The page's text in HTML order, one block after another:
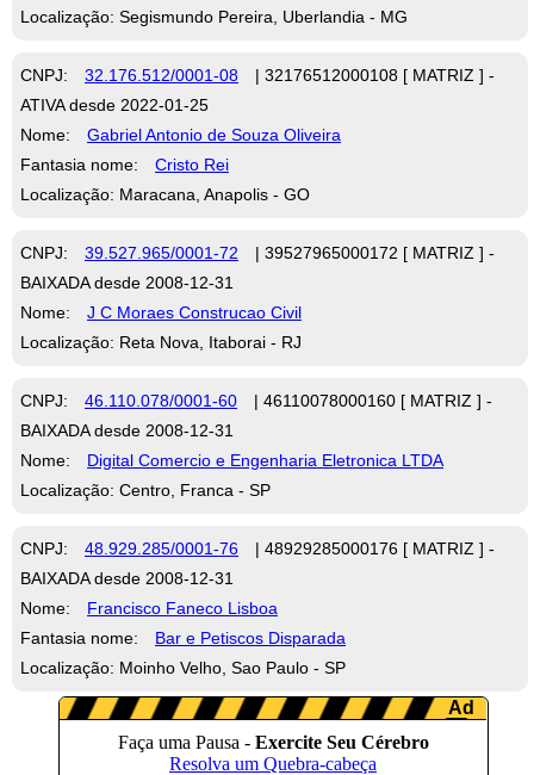
Localização: Segismundo Pereira, Uberlandia - MG
CNPJ: 32.176.512/0001-08
| 32176512000108 [ MATRIZ ] -
ATIVA desde 2022-01-25
Nome:
Gabriel Antonio de Souza Oliveira
Fantasia nome:
Cristo Rei
Localização: Maracana, Anapolis - GO
CNPJ: 39.527.965/0001-72
| 39527965000172 [ MATRIZ ] -
BAIXADA desde 2008-12-31
Nome:
J C Moraes Construcao Civil
Localização: Reta Nova, Itaborai - RJ
CNPJ: 46.110.078/0001-60
| 46110078000160 [ MATRIZ ] -
BAIXADA desde 2008-12-31
Nome:
Digital Comercio e Engenharia Eletronica LTDA
Localização: Centro, Franca - SP
CNPJ: 48.929.285/0001-76
| 48929285000176 [ MATRIZ ] -
BAIXADA desde 2008-12-31
Nome:
Francisco Faneco Lisboa
Fantasia nome:
Bar e Petiscos Disparada
Localização: Moinho Velho, Sao Paulo - SP